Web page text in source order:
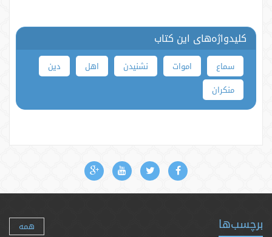
کلیدواژه‌های این کتاب
سماع اموات نشنیدن اهل
دین
منکران
برچسب‌ها همه